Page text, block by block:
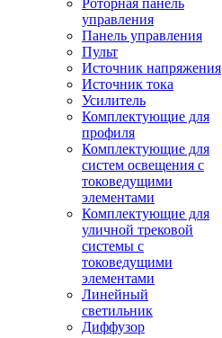
Роторная панель
управления
Панель управления
Пульт
Источник напряжения
Источник тока
Усилитель
Комплектующие для
профиля
Комплектующие для
систем освещения с
токоведущими
элементами
Комплектующие для
уличной трековой
системы с
токоведущими
элементами
Линейный
светильник
Диффузор